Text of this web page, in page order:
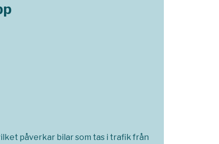
påverkar bilar som tas i trafik från